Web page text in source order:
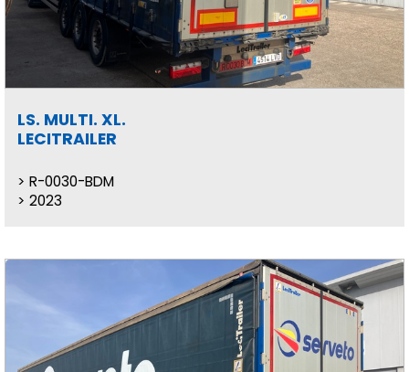
LS. MULTI. XL.
LECITRAILER
R-0030-BDM
2023